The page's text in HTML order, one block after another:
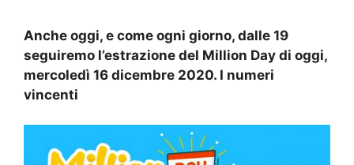
Anche oggi, e come ogni giorno, dalle 19
seguiremo l’estrazione del Million Day di oggi,
mercoledì 16 dicembre 2020. I numeri
vincenti